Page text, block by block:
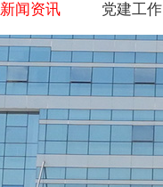
新闻资讯 党建工作